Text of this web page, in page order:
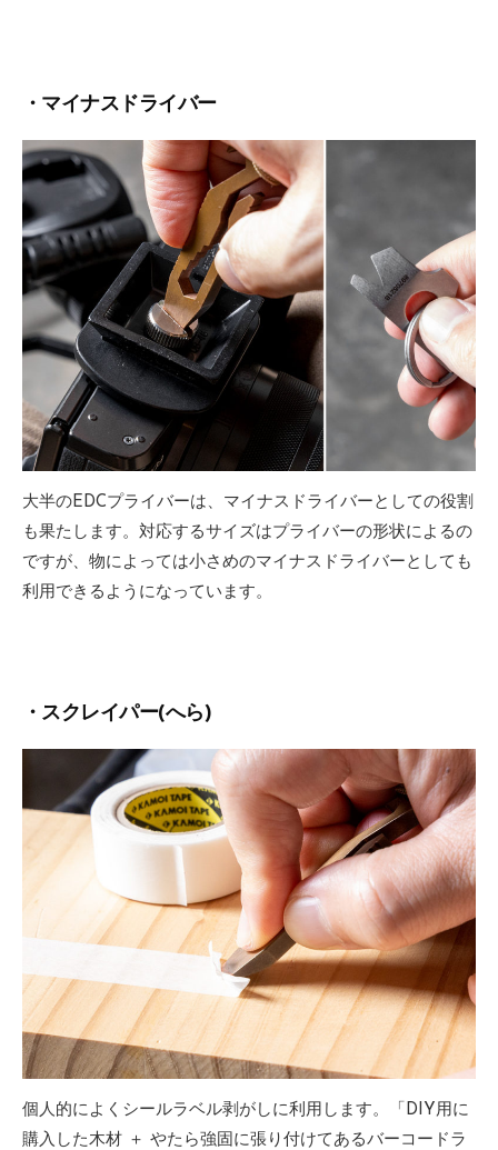
・マイナスドライバー
大半のEDCプライバーは、マイナスドライバーとしての役割
も果たします。対応するサイズはプライバーの形状によるの
ですが、物によっては小さめのマイナスドライバーとしても
利用できるようになっています。
・スクレイパー(へら)
個人的によくシールラベル剥がしに利用します。「DIY用に
購入した木材 ＋ やたら強固に張り付けてあるバーコードラ